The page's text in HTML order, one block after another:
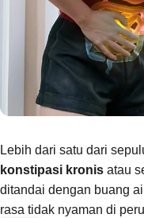
Lebih dari satu dari
konstipasi kronis atau
ditandai dengan buang
rasa tidak nyaman di